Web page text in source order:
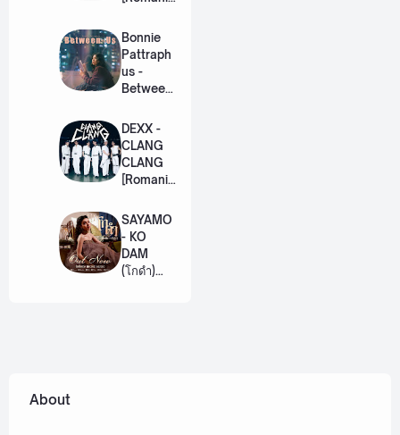
Lyric +
Eng]
Bonnie
Pattraph
us -
Between
US The
Series
[Romaniz
ation
Lyric +
DEXX -
CLANG
CLANG
[Romaniz
Lyric +
Eng]
SAYAMO
- KO
DAM
(โกดำ)
About